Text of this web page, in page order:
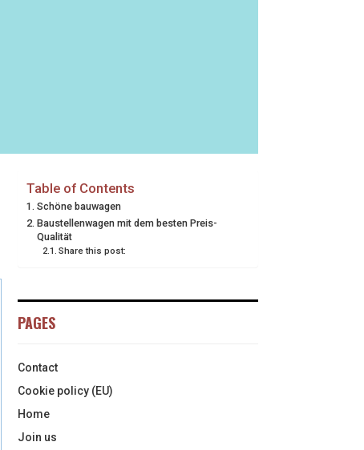
Table of Contents
Schöne bauwagen
Baustellenwagen mit dem besten Preis-
Qualität
Share this post:
PAGES
Contact
Cookie policy (EU)
Home
Join us